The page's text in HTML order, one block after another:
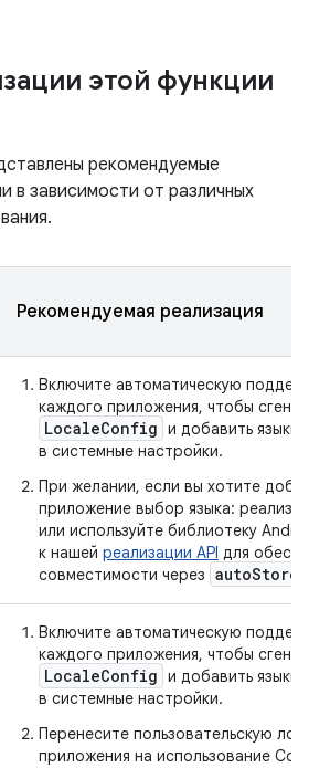
этой функции
рекомендуемые
в зависимости от различных
Рекомендуемая реализация
Включите автоматическую
каждого приложения, чтобы
LocaleConfig и добавить языки
в системные настройки.
При желании, если вы хотите
приложение выбор языка:
или используйте библиотеку
к нашей реализации API для
совместимости через
Включите автоматическую
каждого приложения, чтобы
LocaleConfig и добавить языки
в системные настройки.
Перенесите пользовательскую
приложения на использование